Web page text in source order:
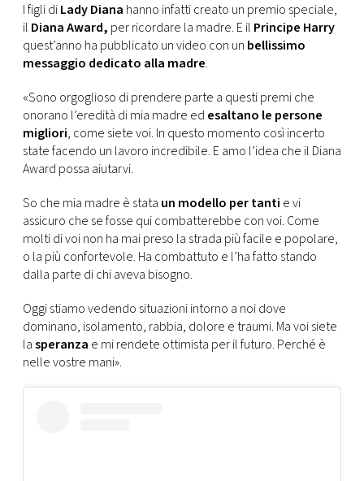
I figli diLady Diana hanno infatti creato un premio speciale,
il Diana Award, per ricordare la madre. E il Principe Harry
quest’anno ha pubblicato un video con un bellissimo
messaggio dedicato alla madre.
«Sono orgoglioso di prendere parte a questi premi che
onorano l’eredità di mia madre ed esaltano le persone
migliori, come siete voi. In questo momento così incerto
state facendo un lavoro incredibile. E amo l’idea che il Diana
Award possa aiutarvi.
So che mia madre è stata un modello per tanti e vi
assicuro che se fosse qui combatterebbe con voi. Come
molti di voi non ha mai preso la strada più facile e popolare,
o la più confortevole. Ha combattuto e l’ha fatto stando
dalla parte di chi aveva bisogno.
Oggi stiamo vedendo situazioni intorno a noi dove
dominano, isolamento, rabbia, dolore e traumi. Ma voi siete
lasperanza e mi rendete ottimista per il futuro. Perché è
nelle vostre mani».